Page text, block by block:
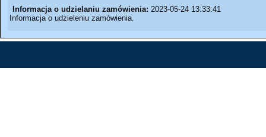
Informacja o udzielaniu zamówienia: 2023-05-24 13:33:41
Informacja o udzieleniu zamówienia.